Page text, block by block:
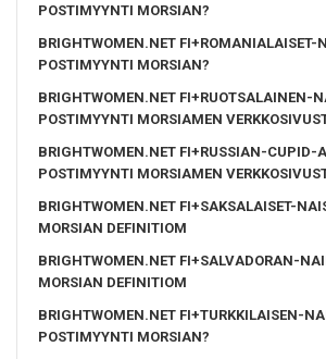
POSTIMYYNTI MORSIAN?
BRIGHTWOMEN.NET FI+ROMANIALAISET-
POSTIMYYNTI MORSIAN?
BRIGHTWOMEN.NET FI+RUOTSALAINEN-
POSTIMYYNTI MORSIAMEN
BRIGHTWOMEN.NET FI+RUSSIAN-CUPID-
POSTIMYYNTI MORSIAMEN
BRIGHTWOMEN.NET FI+SAKSALAISET-
MORSIAN DEFINITIOM
BRIGHTWOMEN.NET FI+SALVADORAN-
MORSIAN DEFINITIOM
BRIGHTWOMEN.NET FI+TURKKILAISEN-
POSTIMYYNTI MORSIAN?